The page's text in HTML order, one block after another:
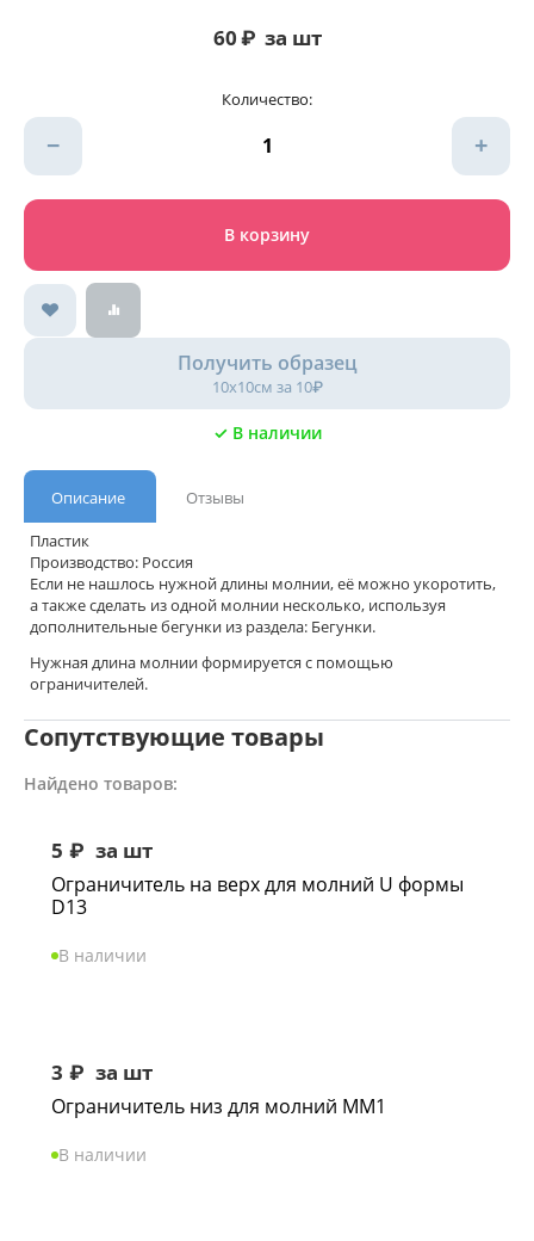
60₽ за шт
Количество:
+
−
В корзину
Получить образец
10х10см за 10₽
✓ В наличии
Описание
Отзывы
Пластик
Производство: Россия
Если не нашлось нужной длины молнии, её можно укоротить,
а также сделать из одной молнии несколько, используя
дополнительные бегунки из раздела: Бегунки.
Нужная длина молнии формируется с помощью
ограничителей.
Сопутствующие товары
Найдено товаров:
5 ₽ за шт
Ограничитель на верх для молний U формы
D13
В наличии
3 ₽ за шт
Ограничитель низ для молний ММ1
В наличии